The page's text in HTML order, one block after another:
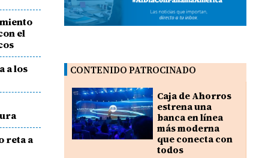
el
a los
reta a
CONTENIDO PATROCINADO
Caja de Ahorros
estrena una
banca en línea
más moderna
que conecta con
todos